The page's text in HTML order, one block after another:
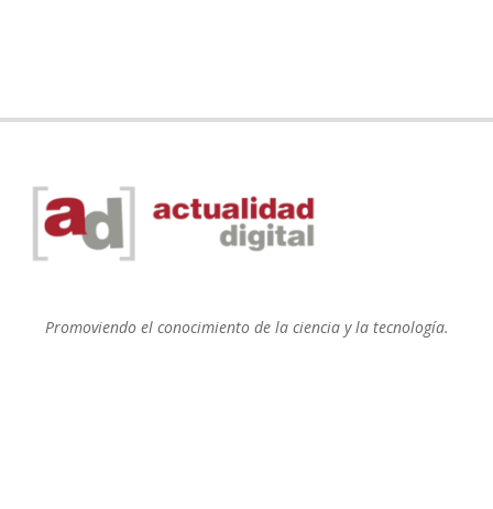
Promoviendo el conocimiento de la ciencia y la tecnología.